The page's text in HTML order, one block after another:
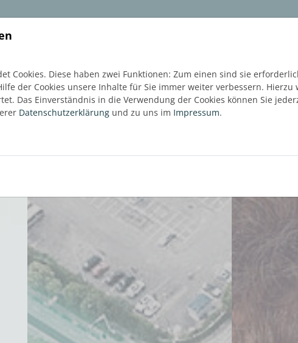
Software Services Blog Content
Cookies. Diese haben zwei Funktionen: Zum einen sind sie
der Cookies unsere Inhalte für Sie immer weiter verbessern.
Das Einverständnis in die Verwendung der Cookies können Sie
Datenschutzerklärung und zu uns im Impressum.